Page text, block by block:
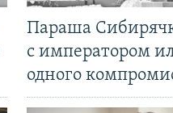
Параша
с императором
одного